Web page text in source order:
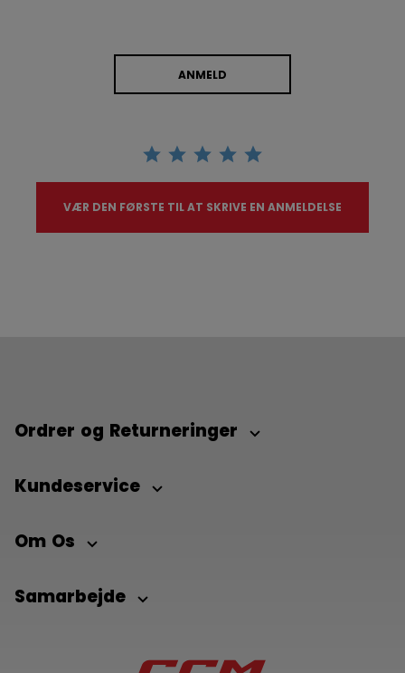
ANMELD
VÆR DEN FØRSTE TIL AT SKRIVE EN ANMELDELSE
Ordrer og Returneringer
Kundeservice
Om Os
Samarbejde